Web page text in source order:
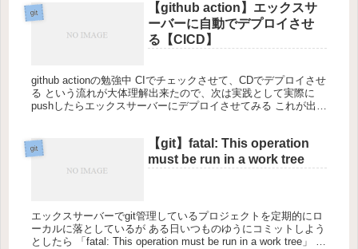
git
【github action】エックスサ
ーバーに自動でデプロイさせ
る【CICD】
github actionの勉強中 CIでチェックさせて、CDでデプロイさせ
る という流れが大体理解出来たので、次は実践として実際に
pushしたらエックスサーバーにデプロイさせてみる これが出来
git
【git】fatal: This operation
must be run in a work tree
エックスサーバーでgit管理しているプロジェクトを定期的にロ
ーカルに落としているが ある日いつものゆうにコミットしよう
としたら 「fatal: This operation must be run in a work tree」 の